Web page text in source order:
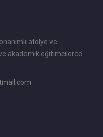
atolye ve
akademik eğitimcilerce